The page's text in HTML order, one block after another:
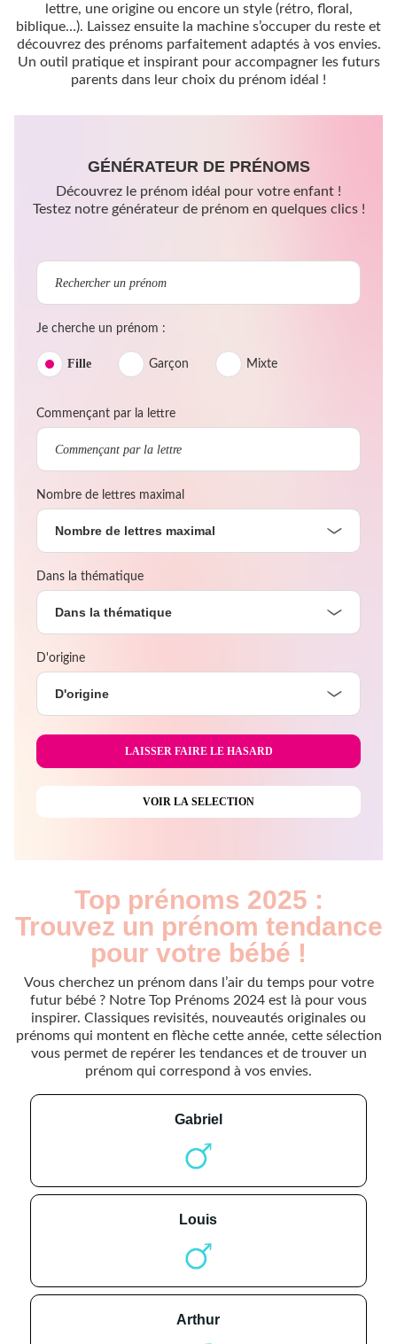
lettre, une origine ou encore un style (rétro, floral,
biblique…). Laissez ensuite la machine s’occuper du reste et
découvrez des prénoms parfaitement adaptés à vos envies.
Un outil pratique et inspirant pour accompagner les futurs
parents dans leur choix du prénom idéal !
GÉNÉRATEUR DE PRÉNOMS
Découvrez le prénom idéal pour votre enfant !
Testez notre générateur de prénom en quelques clics !
Je cherche un prénom :
Fille Garçon Mixte
Commençant par la lettre
Nombre de lettres maximal
Nombre de lettres maximal
Dans la thématique
Dans la thématique
D'origine
D'origine
Top prénoms 2025 :
Trouvez un prénom tendance
pour votre bébé !
Vous cherchez un prénom dans l’air du temps pour votre
futur bébé ? Notre Top Prénoms 2024 est là pour vous
inspirer. Classiques revisités, nouveautés originales ou
prénoms qui montent en flèche cette année, cette sélection
vous permet de repérer les tendances et de trouver un
prénom qui correspond à vos envies.
gabriel
louis
arthur